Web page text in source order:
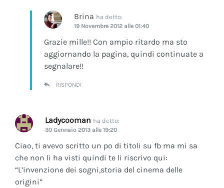
Brina ha detto:
19 Novembre 2012 alle 01:40
Grazie mille!! Con ampio ritardo ma sto
aggiornando la pagina, quindi continuate a
segnalare!!
RISPONDI
Ladycooman ha detto:
30 Gennaio 2013 alle 19:20
Ciao, ti avevo scritto un po di titoli su fb ma mi sa
che non li ha visti quindi te li riscrivo qui:
“L’invenzione dei sogni,storia del cinema delle
origini”